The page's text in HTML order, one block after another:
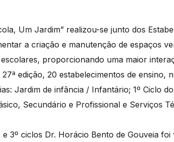
Um Jardim” realizou-se junto dos
a criação e manutenção de espaços
proporcionando uma maior
edição, 20 estabelecimentos de ensino,
Jardim de infância / Infantário; 1º Ciclo
Secundário e Profissional e Serviços
e 3º ciclos Dr. Horácio Bento de Gouveia